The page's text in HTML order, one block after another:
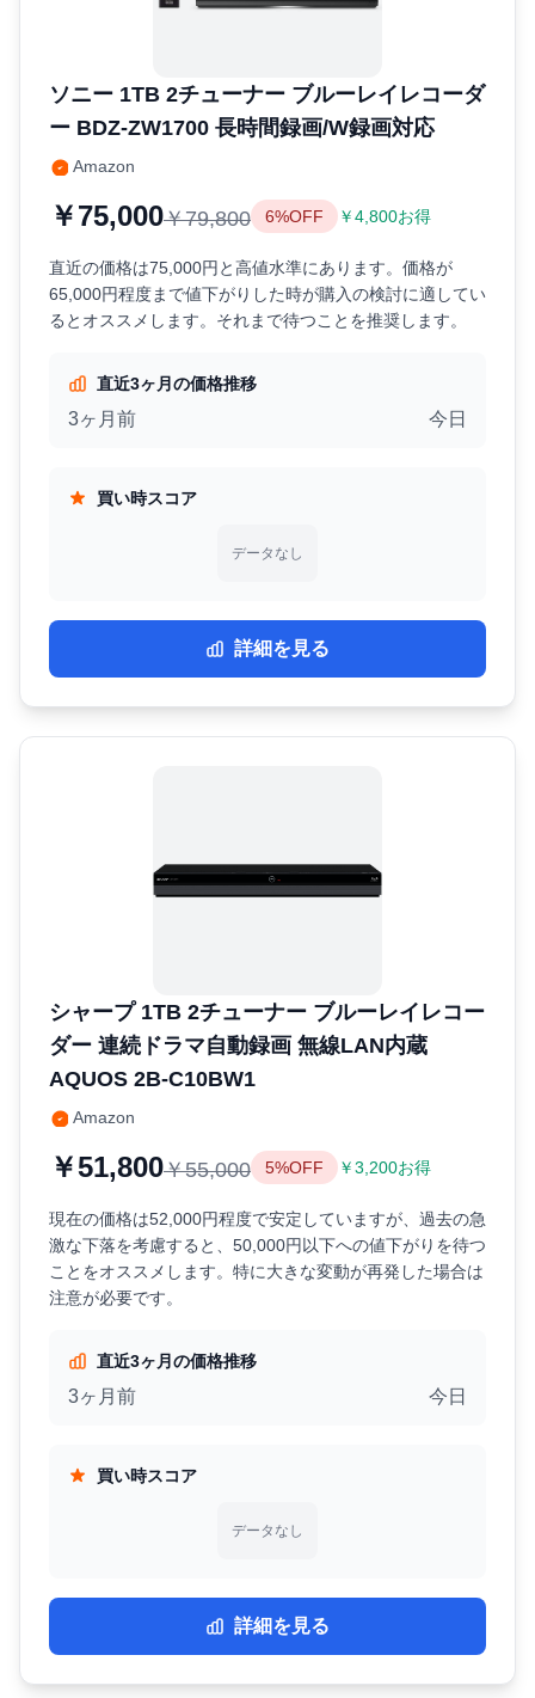
ソニー 1TB 2チューナー ブルーレイレコーダ
ー BDZ-ZW1700 長時間録画/W録画対応
Amazon
￥75,000￥79,800 6%OFF ￥4,800お得
直近の価格は75,000円と高値水準にあります。価格が
65,000円程度まで値下がりした時が購入の検討に適してい
るとオススメします。それまで待つことを推奨します。
直近3ヶ月の価格推移
3ヶ月前 今日
買い時スコア
データなし
詳細を見る
シャープ 1TB 2チューナー ブルーレイレコー
ダー 連続ドラマ自動録画 無線LAN内蔵
AQUOS 2B-C10BW1
Amazon
￥51,800￥55,000 5%OFF ￥3,200お得
現在の価格は52,000円程度で安定していますが、過去の急
激な下落を考慮すると、50,000円以下への値下がりを待つ
ことをオススメします。特に大きな変動が再発した場合は
注意が必要です。
直近3ヶ月の価格推移
3ヶ月前 今日
買い時スコア
データなし
詳細を見る